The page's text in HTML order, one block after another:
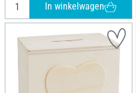
In winkelwagen